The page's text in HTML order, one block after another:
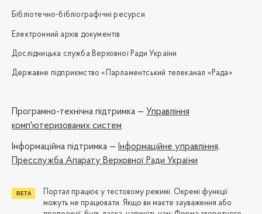
Бібліотечно-бібліографічні ресурси
Електронний архів документів
Дослідницька служба Верховної Ради України
Державне підприємство «Парламентський телеканал «Рада»
Програмно-технічна підтримка — Управління
комп'ютеризованих систем
Iнформаційна підтримка — Інформаційне управління,
Пресслужба Апарату Верховної Ради України
Портал працює у тестовому режимі. Окремі функції
можуть не працювати. Якщо ви маєте зауваження або